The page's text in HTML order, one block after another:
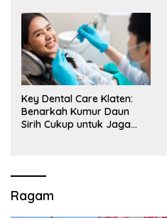
Key Dental Care Klaten:
Benarkah Kumur Daun
Sirih Cukup untuk Jaga
Ragam